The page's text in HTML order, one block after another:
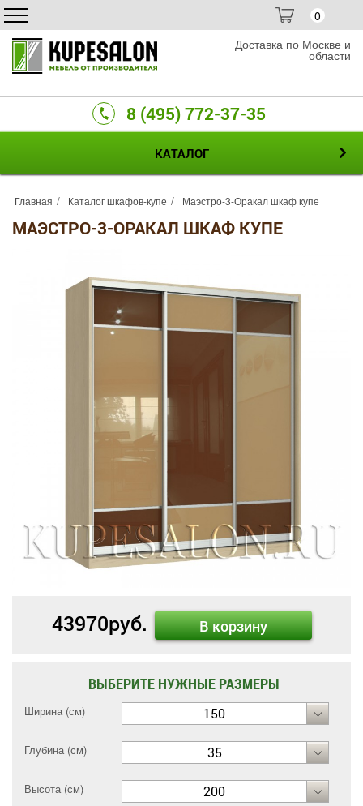
0
Доставка по Москве и
области
8 (495) 772-37-35
КАТАЛОГ
Главная Каталог шкафов-купе Маэстро-3-Оракал шкаф купе
МАЭСТРО-3-ОРАКАЛ ШКАФ КУПЕ
43970руб. В корзину
ВЫБЕРИТЕ НУЖНЫЕ РАЗМЕРЫ
Ширина (см) 150
Глубина (см) 35
Высота (см) 200